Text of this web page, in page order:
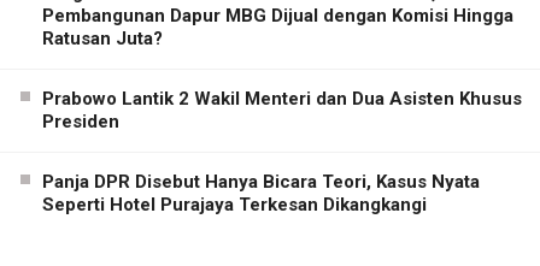
Pembangunan Dapur MBG Dijual dengan Komisi Hingga
Ratusan Juta?
Prabowo Lantik 2 Wakil Menteri dan Dua Asisten Khusus
Presiden
Panja DPR Disebut Hanya Bicara Teori, Kasus Nyata
Seperti Hotel Purajaya Terkesan Dikangkangi